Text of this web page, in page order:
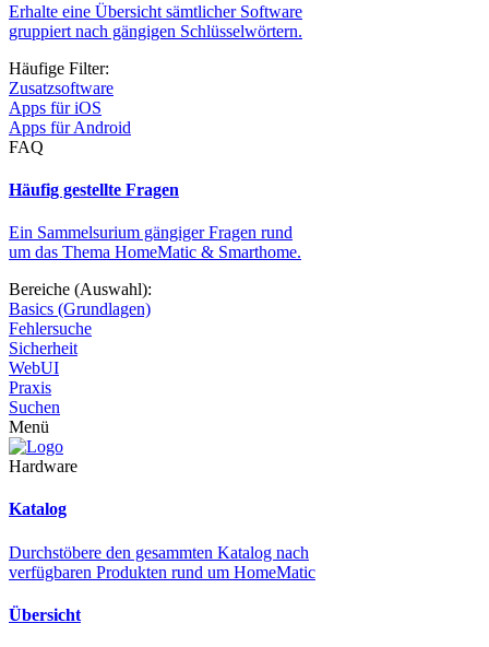
Erhalte eine Übersicht sämtlicher Software
gruppiert nach gängigen Schlüsselwörtern.
Häufige Filter:
Zusatzsoftware
Apps für iOS
Apps für Android
FAQ
Häufig gestellte Fragen
Ein Sammelsurium gängiger Fragen rund
um das Thema HomeMatic & Smarthome.
Bereiche (Auswahl):
Basics (Grundlagen)
Fehlersuche
Sicherheit
WebUI
Praxis
Suchen
Menü
Hardware
Katalog
Durchstöbere den gesammten Katalog nach
verfügbaren Produkten rund um HomeMatic
Übersicht